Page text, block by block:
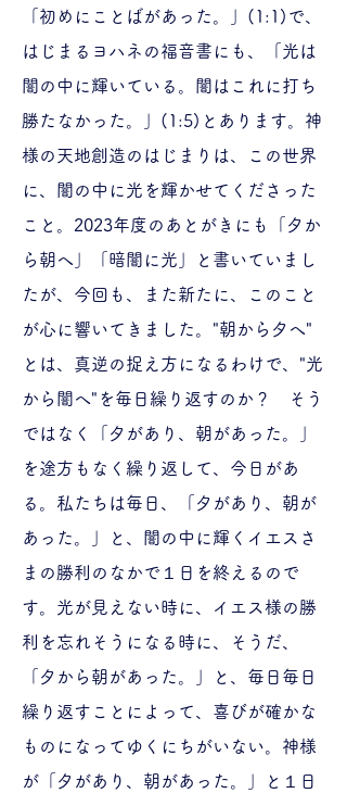
「初めにことばがあった。」(1:1)で、
はじまるヨハネの福音書にも、「光は
闇の中に輝いている。闇はこれに打ち
勝たなかった。」(1:5)とあります。神
様の天地創造のはじまりは、この世界
に、闇の中に光を輝かせてくださった
こと。2023年度のあとがきにも「夕か
ら朝へ」「暗闇に光」と書いていまし
たが、今回も、また新たに、このこと
が心に響いてきました。"朝から夕へ"
とは、真逆の捉え方になるわけで、"光
から闇へ"を毎日繰り返すのか？ そう
ではなく「夕があり、朝があった。」
を途方もなく繰り返して、今日があ
る。私たちは毎日、「夕があり、朝が
あった。」と、闇の中に輝くイエスさ
まの勝利のなかで１日を終えるので
す。光が見えない時に、イエス様の勝
利を忘れそうになる時に、そうだ、
「夕から朝があった。」と、毎日毎日
繰り返すことによって、喜びが確かな
ものになってゆくにちがいない。神様
が「夕があり、朝があった。」と１日